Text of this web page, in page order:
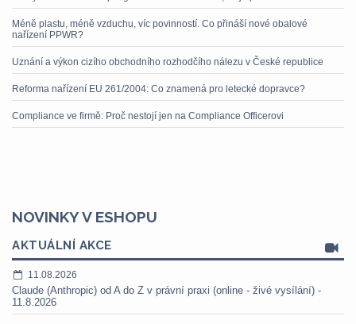
Méně plastu, méně vzduchu, víc povinností. Co přináší nové obalové
nařízení PPWR?
Uznání a výkon cizího obchodního rozhodčího nálezu v České republice
Reforma nařízení EU 261/2004: Co znamená pro letecké dopravce?
Compliance ve firmě: Proč nestojí jen na Compliance Officerovi
NOVINKY V ESHOPU
AKTUÁLNÍ AKCE
11.08.2026
Claude (Anthropic) od A do Z v právní praxi (online - živé vysílání) -
11.8.2026